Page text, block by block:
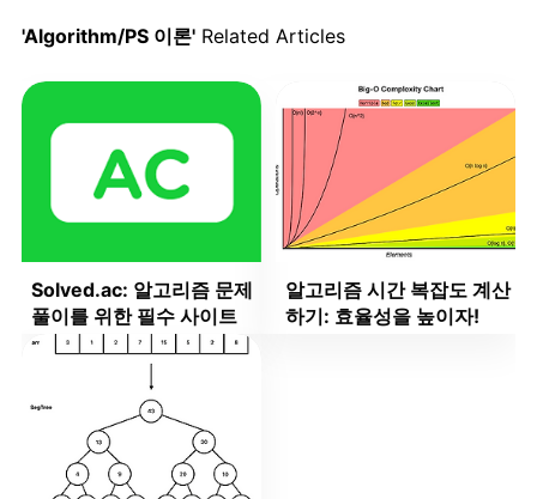
'Algorithm/PS 이론' Related Articles
Solved.ac: 알고리즘 문제
풀이를 위한 필수 사이트
알고리즘 시간 복잡도 계산
하기: 효율성을 높이자!